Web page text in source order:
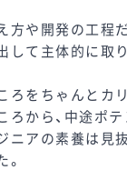
方や開発の工程
して主体的に取
ろをちゃんとカ
ろから、中途ポ
ニアの素養は見